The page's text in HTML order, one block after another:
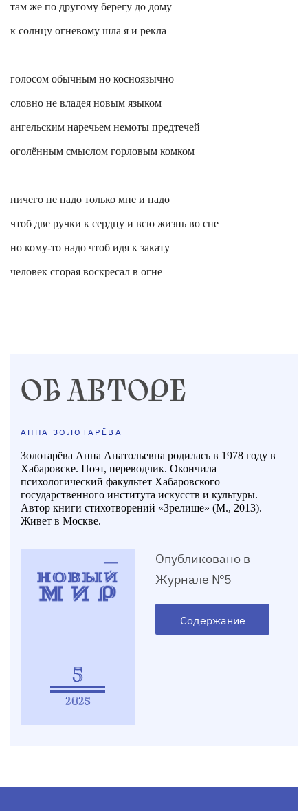
там же по другому берегу до дому
к солнцу огневому шла я и рекла
голосом обычным но косноязычно
словно не владея новым языком
ангельским наречьем немоты предтечей
оголённым смыслом горловым комком
ничего не надо только мне и надо
чтоб две ручки к сердцу и всю жизнь во сне
но кому-то надо чтоб идя к закату
человек сгорая воскресал в огне
ОБ АВТОРЕ
АННА ЗОЛОТАРЁВА
Золотарёва Анна Анатольевна родилась в 1978 году в
Хабаровске. Поэт, переводчик. Окончила
психологический факультет Хабаровского
государственного института искусств и культуры.
Автор книги стихотворений «Зрелище» (М., 2013).
Живет в Москве.
5
2025
Опубликовано в
Журнале №5
Содержание